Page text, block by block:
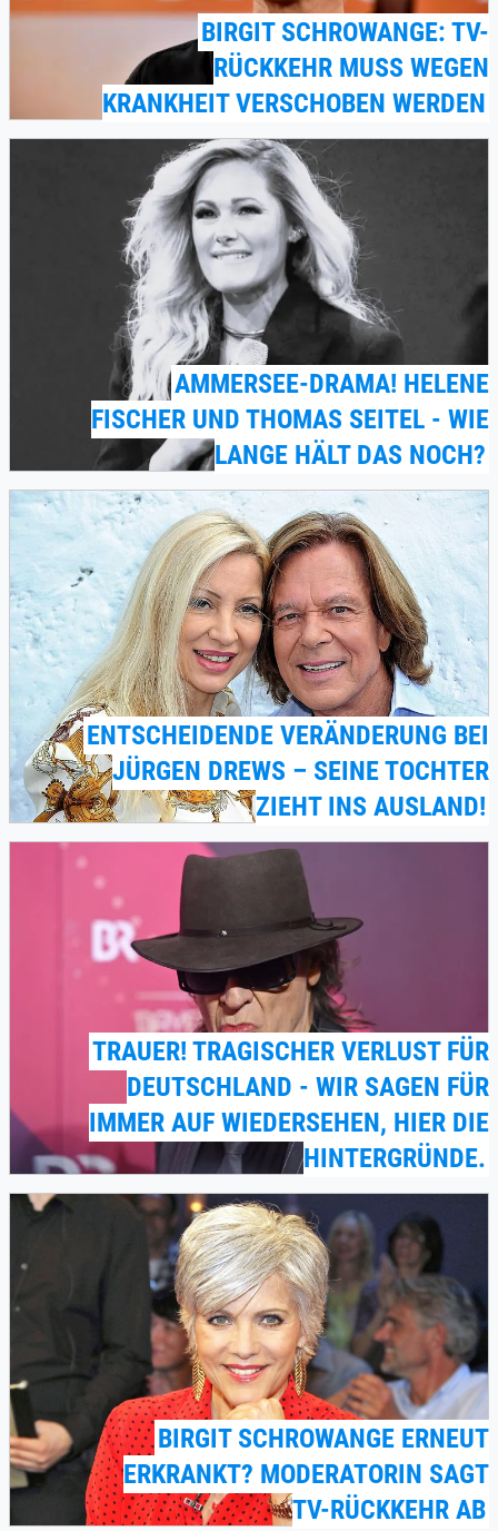
BIRGIT SCHROWANGE: TV-
RÜCKKEHR MUSS WEGEN
KRANKHEIT VERSCHOBEN WERDEN
AMMERSEE-DRAMA! HELENE
FISCHER UND THOMAS SEITEL - WIE
LANGE HÄLT DAS NOCH?
ENTSCHEIDENDE VERÄNDERUNG BEI
JÜRGEN DREWS – SEINE TOCHTER
ZIEHT INS AUSLAND!
TRAUER! TRAGISCHER VERLUST FÜR
DEUTSCHLAND - WIR SAGEN FÜR
IMMER AUF WIEDERSEHEN, HIER DIE
HINTERGRÜNDE.
BIRGIT SCHROWANGE ERNEUT
ERKRANKT? MODERATORIN SAGT
TV-RÜCKKEHR AB